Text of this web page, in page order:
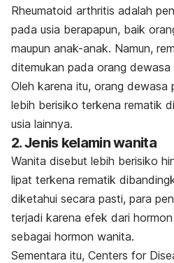
Rheumatoid arthritis adalah
pada usia berapapun, baik
maupun anak-anak. Namun,
ditemukan pada orang
Oleh karena itu, orang dewasa
lebih berisiko terkena rematik
usia lainnya.
2. Jenis kelamin wanita
Wanita disebut lebih berisiko
lipat terkena rematik
diketahui secara pasti, para
terjadi karena efek dari
sebagai hormon wanita.
Sementara itu, Centers for